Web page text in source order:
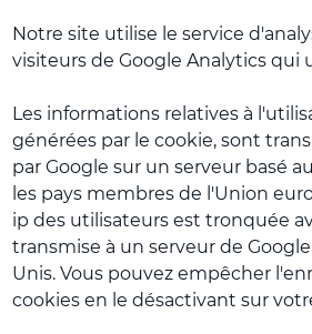
Notre site utilise le service
visiteurs de Google Analytics qui
Les informations relatives à
générées par le cookie, sont
par Google sur un serveur basé
les pays membres de l'Union
ip des utilisateurs est tronquée
transmise à un serveur de
Unis. Vous pouvez empêcher
cookies en le désactivant sur